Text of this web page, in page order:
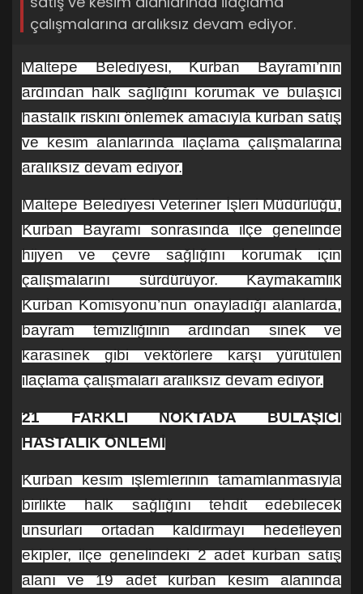
çalışmalarına aralıksız devam ediyor.
Maltepe Belediyesi, Kurban Bayramı’nın
ardından halk sağlığını korumak ve bulaşıcı
hastalık riskini önlemek amacıyla kurban satış
ve kesim alanlarında ilaçlama çalışmalarına
aralıksız devam ediyor.
Maltepe Belediyesi Veteriner İşleri Müdürlüğü,
Kurban Bayramı sonrasında ilçe genelinde
hijyen ve çevre sağlığını korumak için
çalışmalarını sürdürüyor. Kaymakamlık
Kurban Komisyonu’nun onayladığı alanlarda,
bayram temizliğinin ardından sinek ve
karasinek gibi vektörlere karşı yürütülen
ilaçlama çalışmaları aralıksız devam ediyor.
21 FARKLI NOKTADA BULAŞICI
HASTALIK ÖNLEMİ
Kurban kesim işlemlerinin tamamlanmasıyla
birlikte halk sağlığını tehdit edebilecek
unsurları ortadan kaldırmayı hedefleyen
ekipler, ilçe genelindeki 2 adet kurban satış
alanı ve 19 adet kurban kesim alanında